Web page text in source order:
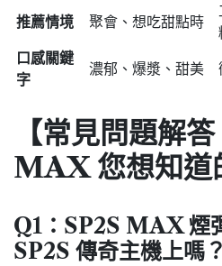
推薦情境 聚會、想吃甜點時
口感關鍵
字
濃郁、爆漿、甜美
【常見問題解
MAX 您想知道
Q1：SP2S MAX 煙
SP2S 傳奇主機上嗎？